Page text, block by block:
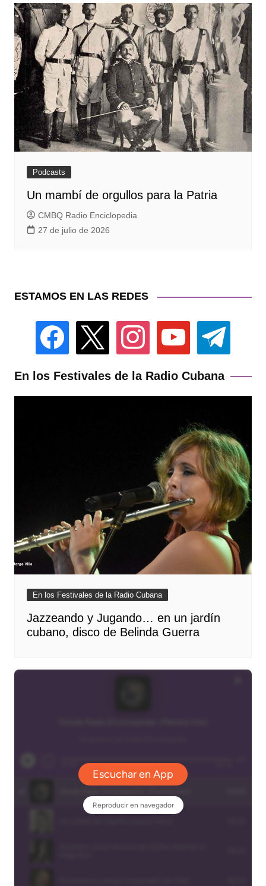
Podcasts
Un mambí de orgullos para la Patria
CMBQ Radio Enciclopedia
27 de julio de 2026
ESTAMOS EN LAS REDES
facebook instagram youtube telegram
En los Festivales de la Radio Cubana
En los Festivales de la Radio Cubana
Jazzeando y Jugando… en un jardín
cubano, disco de Belinda Guerra